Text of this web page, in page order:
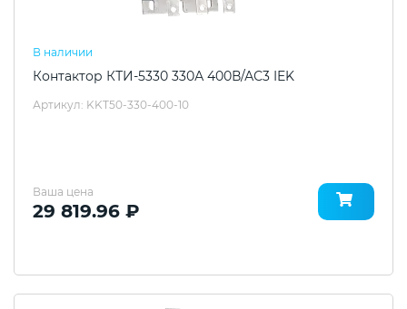
В наличии
Контактор КТИ-5330 330А 400В/АС3 IEK
Артикул: KKT50-330-400-10
Ваша цена
29 819.96 ₽